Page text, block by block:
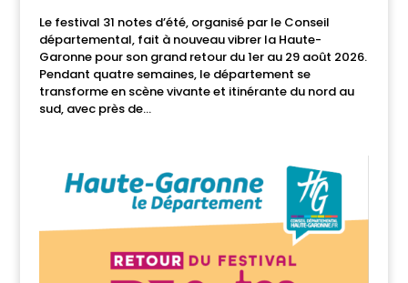
Le festival 31 notes d’été, organisé par le Conseil
départemental, fait à nouveau vibrer la Haute-
Garonne pour son grand retour du 1er au 29 août 2026.
Pendant quatre semaines, le département se
transforme en scène vivante et itinérante du nord au
sud, avec près de...